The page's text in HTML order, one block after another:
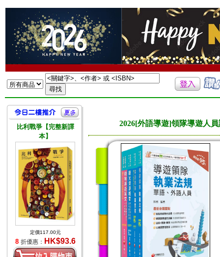
比利戰爭【完整新譯
本】
定價117.00元
8 折優惠： HK$93.6
2026[外語導遊]領隊導遊人